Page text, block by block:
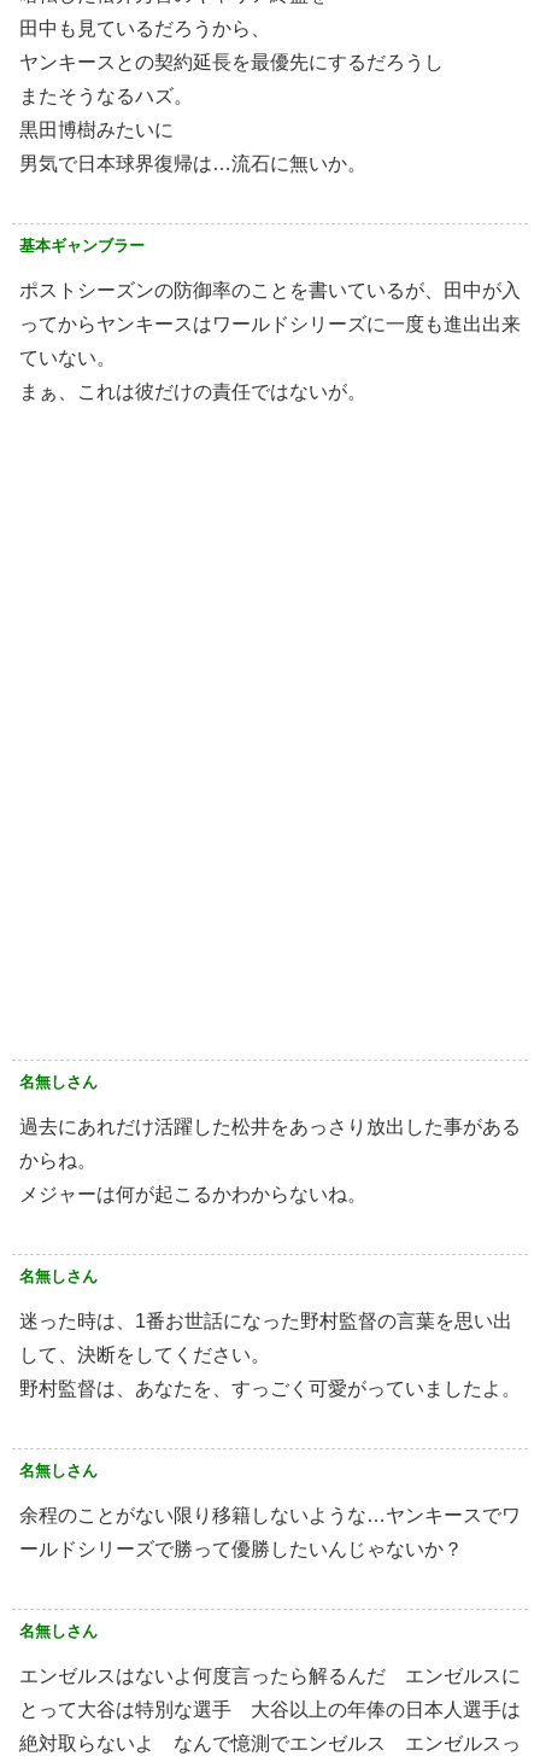
田中も見ているだろうから、
ヤンキースとの契約延長を最優先にするだろうし
またそうなるハズ。
黒田博樹みたいに
男気で日本球界復帰は…流石に無いか。
基本ギャンブラー
ポストシーズンの防御率のことを書いているが、田中が入
ってからヤンキースはワールドシリーズに一度も進出出来
ていない。
まぁ、これは彼だけの責任ではないが。
名無しさん
過去にあれだけ活躍した松井をあっさり放出した事がある
からね。
メジャーは何が起こるかわからないね。
名無しさん
迷った時は、1番お世話になった野村監督の言葉を思い出
して、決断をしてください。
野村監督は、あなたを、すっごく可愛がっていましたよ。
名無しさん
余程のことがない限り移籍しないような…ヤンキースでワ
ールドシリーズで勝って優勝したいんじゃないか？
名無しさん
エンゼルスはないよ何度言ったら解るんだ エンゼルスに
とって大谷は特別な選手 大谷以上の年俸の日本人選手は
絶対取らないよ なんで憶測でエンゼルス エンゼルスっ